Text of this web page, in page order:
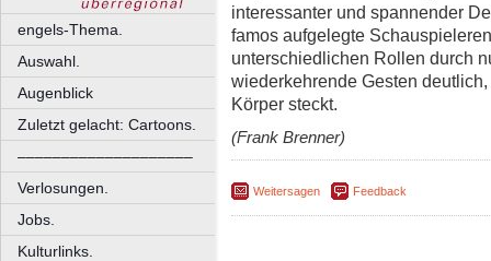
engels-Thema.
Auswahl.
Augenblick
Zuletzt gelacht: Cartoons.
––––––––––––––––––––
Verlosungen.
Jobs.
Kulturlinks.
interessanter und spannender
famos aufgelegte
unterschiedlichen Rollen durch
wiederkehrende Gesten
Körper steckt.
(Frank Brenner)
Weitersagen Feedback